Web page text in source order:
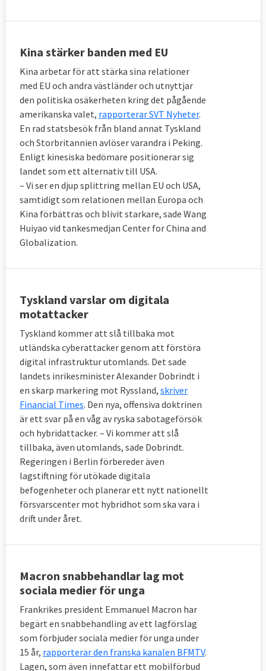
Kina stärker banden med EU
Kina arbetar för att stärka sina relationer
med EU och andra västländer och utnyttjar
den politiska osäkerheten kring det pågående
amerikanska valet, rapporterar SVT Nyheter.
En rad statsbesök från bland annat Tyskland
och Storbritannien avlöser varandra i Peking.
Enligt kinesiska bedömare positionerar sig
landet som ett alternativ till USA.
– Vi ser en djup splittring mellan EU och USA,
samtidigt som relationen mellan Europa och
Kina förbättras och blivit starkare, sade Wang
Huiyao vid tankesmedjan Center for China and
Globalization.
Tyskland varslar om digitala
motattacker
Tyskland kommer att slå tillbaka mot
utländska cyberattacker genom att förstöra
digital infrastruktur utomlands. Det sade
landets inrikesminister Alexander Dobrindt i
en skarp markering mot Ryssland, skriver
Financial Times. Den nya, offensiva doktrinen
är ett svar på en våg av ryska sabotageförsök
och hybridattacker. – Vi kommer att slå
tillbaka, även utomlands, sade Dobrindt.
Regeringen i Berlin förbereder även
lagstiftning för utökade digitala
befogenheter och planerar ett nytt nationellt
försvarscenter mot hybridhot som ska vara i
drift under året.
Macron snabbehandlar lag mot
sociala medier för unga
Frankrikes president Emmanuel Macron har
begärt en snabbehandling av ett lagförslag
som förbjuder sociala medier för unga under
15 år, rapporterar den franska kanalen BFMTV.
Lagen, som även innefattar ett mobilförbud